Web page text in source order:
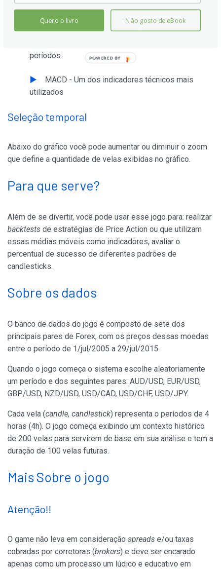
EMA 50 - Média Móvel Exponencial de 50
períodos
períodos
MACD - Um dos indicadores técnicos mais
utilizados
Seleção temporal
Abaixo do gráfico você pode aumentar ou diminuir o zoom
que define a quantidade de velas exibidas no gráfico.
Para que serve?
Além de se divertir, você pode usar esse jogo para: realizar
backtests de estratégias de Price Action ou que utilizam
essas médias móveis como indicadores, avaliar o
percentual de sucesso de diferentes padrões de
candlesticks.
Sobre os dados
O banco de dados do jogo é composto de sete dos
principais pares de Forex, com os preços dessas moedas
entre o período de 1/jul/2005 a 29/jul/2015.
Quando o jogo começa o sistema escolhe aleatoriamente
um período e dos seguintes pares: AUD/USD, EUR/USD,
GBP/USD, NZD/USD, USD/CAD, USD/CHF, USD/JPY.
Cada vela (candle, candlestick) representa o períodos de 4
horas (4h). O jogo começa exibindo um contexto histórico
de 200 velas para servirem de base em sua análise e tem a
duração de 100 velas futuras.
Mais Sobre o jogo
Atenção!!
O game não leva em consideração spreads e/ou taxas
cobradas por corretoras (brokers) e deve ser encarado
apenas como um processo um lúdico e educativo em
Quero o livro Não gosto de eBook
POWERED BY